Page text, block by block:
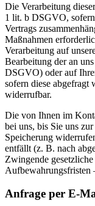
Die Verarbeitung
1 lit. b DSGVO,
Vertrags
Maßnahmen
Verarbeitung auf
Bearbeitung der an
DSGVO) oder auf
sofern diese
widerrufbar.
Die von Ihnen im
bei uns, bis Sie uns
Speicherung
entfällt (z. B. nach
Zwingende
Aufbewahrungsfristen
Anfrage per E-